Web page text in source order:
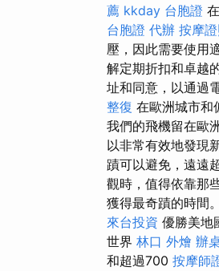
薦 kkday 台胞證
台胞證 代辦 按摩
壓，因此需要使用
解定期折扣和卓越
址和同意，以通過
整復 在歐洲城市和
我們的飛機留在歐
以非常有效地發現
蹟可以避免，遠遠
觀時，值得依靠那
獲得最奇蹟的時間。
來台投資 優勝美地
世界 林口 外燴 辦
和超過700 按摩師